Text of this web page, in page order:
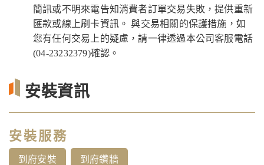
簡訊或不明來電告知消費者訂單交易失敗，提供重新
匯款或線上刷卡資訊。 與交易相關的保護措施，如
您有任何交易上的疑慮，請一律透過本公司客服電話
(04-23232379)確認。
安裝資訊
安裝服務
到府安裝 到府鑽牆